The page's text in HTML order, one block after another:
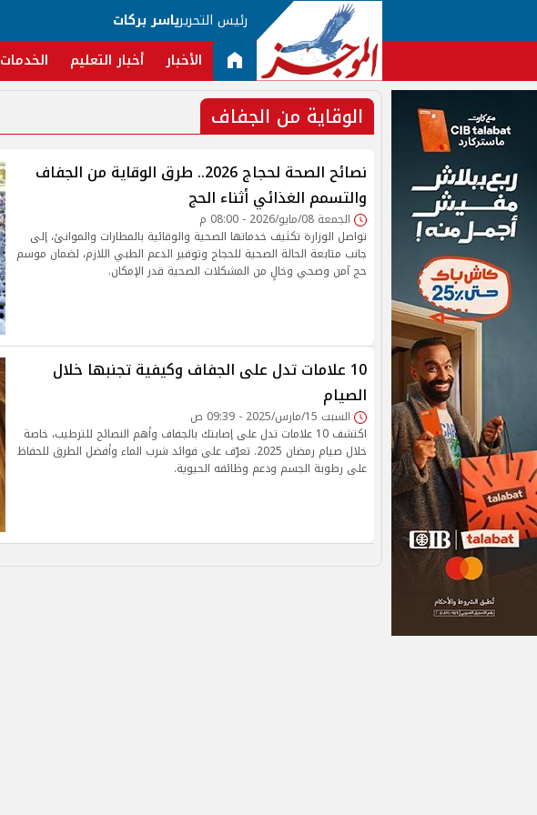
رئيس التحريرياسر بركات
الأخبار أخبار التعليم الخدمات
الوقاية من الجفاف
نصائح الصحة لحجاج 2026.. طرق الوقاية من الجفاف
والتسمم الغذائي أثناء الحج
الجمعة 08/مايو/2026 - 08:00 م
تواصل الوزارة تكثيف خدماتها الصحية والوقائية بالمطارات والموانئ، إلى
جانب متابعة الحالة الصحية للحجاج وتوفير الدعم الطبي اللازم، لضمان موسم
حج آمن وصحي وخالٍ من المشكلات الصحية قدر الإمكان.
10 علامات تدل على الجفاف وكيفية تجنبها خلال
الصيام
السبت 15/مارس/2025 - 09:39 ص
اكتشف 10 علامات تدل على إصابتك بالجفاف وأهم النصائح للترطيب، خاصة
خلال صيام رمضان 2025. تعرّف على فوائد شرب الماء وأفضل الطرق للحفاظ
على رطوبة الجسم ودعم وظائفه الحيوية.